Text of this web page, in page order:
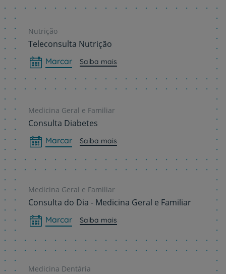
Nutrição
Teleconsulta Nutrição
Marcar Saiba mais
Medicina Geral e Familiar
Consulta Diabetes
Marcar Saiba mais
Medicina Geral e Familiar
Consulta do Dia - Medicina Geral e Familiar
Marcar Saiba mais
Medicina Dentária